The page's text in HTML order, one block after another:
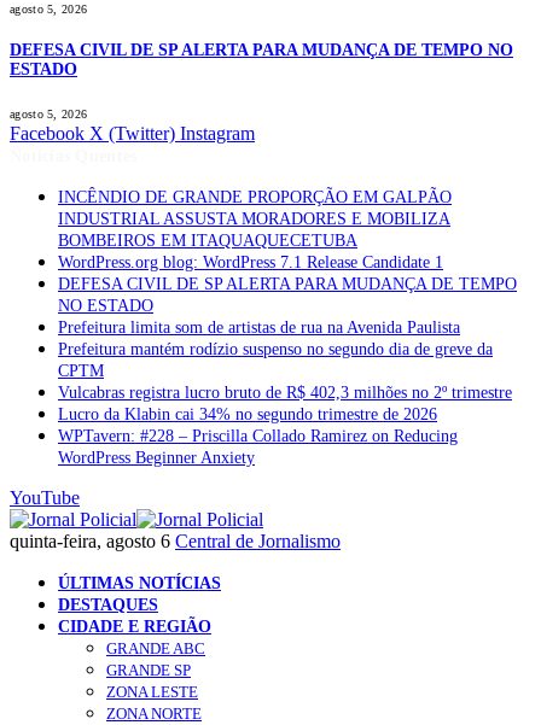
agosto 5, 2026
DEFESA CIVIL DE SP ALERTA PARA MUDANÇA DE TEMPO NO
ESTADO
agosto 5, 2026
Facebook X (Twitter) Instagram
INCÊNDIO DE GRANDE PROPORÇÃO EM GALPÃO
INDUSTRIAL ASSUSTA MORADORES E MOBILIZA
BOMBEIROS EM ITAQUAQUECETUBA
WordPress.org blog: WordPress 7.1 Release Candidate 1
DEFESA CIVIL DE SP ALERTA PARA MUDANÇA DE TEMPO
NO ESTADO
Prefeitura limita som de artistas de rua na Avenida Paulista
Prefeitura mantém rodízio suspenso no segundo dia de greve da
CPTM
Vulcabras registra lucro bruto de R$ 402,3 milhões no 2º trimestre
Lucro da Klabin cai 34% no segundo trimestre de 2026
WPTavern: #228 – Priscilla Collado Ramirez on Reducing
WordPress Beginner Anxiety
YouTube
quinta-feira, agosto 6 Central de Jornalismo
ÚLTIMAS NOTÍCIAS
DESTAQUES
CIDADE E REGIÃO
GRANDE ABC
GRANDE SP
ZONA LESTE
ZONA NORTE